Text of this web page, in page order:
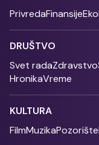
PrivredaFinansije
DRUŠTVO
Svet radaZdravstvo
HronikaVreme
KULTURA
FilmMuzikaPozorište